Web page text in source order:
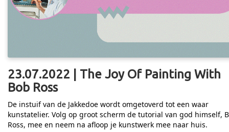
23.07.2022 | The Joy Of Painting With
Bob Ross
De instuif van de Jakkedoe wordt omgetoverd tot een waar
kunstatelier. Volg op groot scherm de tutorial van god himself,
Ross, mee en neem na afloop je kunstwerk mee naar huis.